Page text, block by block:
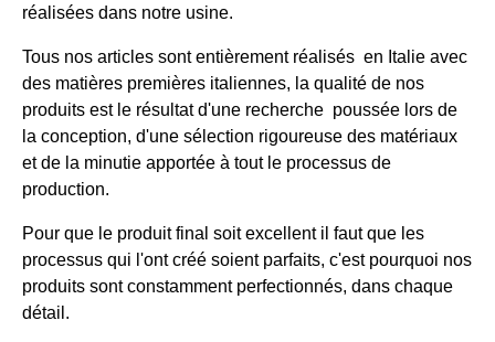
réalisées dans notre usine.
Tous nos articles sont entièrement réalisés en Italie avec
des matières premières italiennes, la qualité de nos
produits est le résultat d'une recherche poussée lors de
la conception, d'une sélection rigoureuse des matériaux
et de la minutie apportée à tout le processus de
production.
Pour que le produit final soit excellent il faut que les
processus qui l'ont créé soient parfaits, c'est pourquoi nos
produits sont constamment perfectionnés, dans chaque
détail.